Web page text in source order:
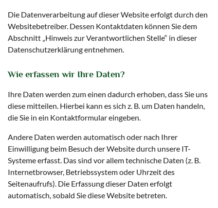
Die Datenverarbeitung auf dieser Website erfolgt durch den
Websitebetreiber. Dessen Kontaktdaten können Sie dem
Abschnitt „Hinweis zur Verantwortlichen Stelle“ in dieser
Datenschutzerklärung entnehmen.
Wie erfassen wir Ihre Daten?
Ihre Daten werden zum einen dadurch erhoben, dass Sie uns
diese mitteilen. Hierbei kann es sich z. B. um Daten handeln,
die Sie in ein Kontaktformular eingeben.
Andere Daten werden automatisch oder nach Ihrer
Einwilligung beim Besuch der Website durch unsere IT-
Systeme erfasst. Das sind vor allem technische Daten (z. B.
Internetbrowser, Betriebssystem oder Uhrzeit des
Seitenaufrufs). Die Erfassung dieser Daten erfolgt
automatisch, sobald Sie diese Website betreten.